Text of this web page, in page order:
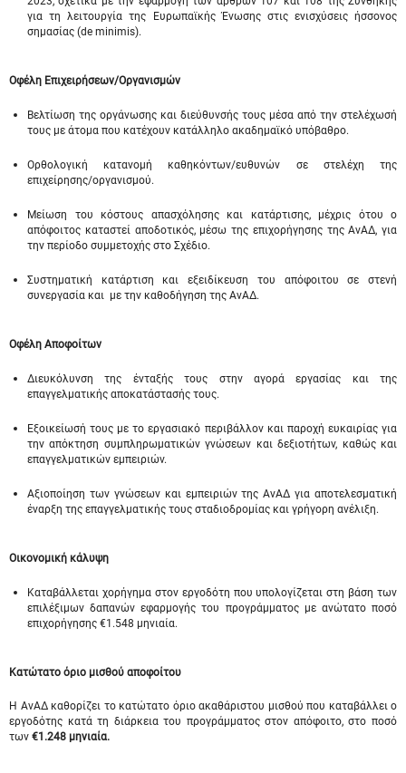
για τη λειτουργία της Ευρωπαϊκής Ένωσης στις ενισχύσεις ήσσονος
σημασίας (de minimis).
Οφέλη Επιχειρήσεων/Οργανισμών
Βελτίωση της οργάνωσης και διεύθυνσής τους μέσα από την στελέχωσή
τους με άτομα που κατέχουν κατάλληλο ακαδημαϊκό υπόβαθρο.
Ορθολογική κατανομή καθηκόντων/ευθυνών σε στελέχη της
επιχείρησης/οργανισμού.
Μείωση του κόστους απασχόλησης και κατάρτισης, μέχρις ότου ο
απόφοιτος καταστεί αποδοτικός, μέσω της επιχορήγησης της ΑνΑΔ, για
την περίοδο συμμετοχής στο Σχέδιο.
Συστηματική κατάρτιση και εξειδίκευση του απόφοιτου σε στενή
συνεργασία και με την καθοδήγηση της ΑνΑΔ.
Οφέλη Αποφοίτων
Διευκόλυνση της ένταξής τους στην αγορά εργασίας και της
επαγγελματικής αποκατάστασής τους.
Εξοικείωσή τους με το εργασιακό περιβάλλον και παροχή ευκαιρίας για
την απόκτηση συμπληρωματικών γνώσεων και δεξιοτήτων, καθώς και
επαγγελματικών εμπειριών.
Αξιοποίηση των γνώσεων και εμπειριών της ΑνΑΔ για αποτελεσματική
έναρξη της επαγγελματικής τους σταδιοδρομίας και γρήγορη ανέλιξη.
Οικονομική κάλυψη
Καταβάλλεται χορήγημα στον εργοδότη που υπολογίζεται στη βάση των
επιλέξιμων δαπανών εφαρμογής του προγράμματος με ανώτατο ποσό
επιχορήγησης €1.548 μηνιαία.
Κατώτατο όριο μισθού αποφοίτου
Η ΑνΑΔ καθορίζει το κατώτατο όριο ακαθάριστου μισθού που καταβάλλει ο
εργοδότης κατά τη διάρκεια του προγράμματος στον απόφοιτο, στο ποσό
των €1.248 μηνιαία.